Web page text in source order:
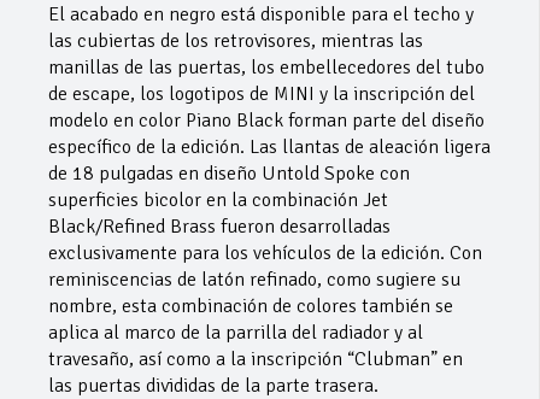
El acabado en negro está disponible para el techo y
las cubiertas de los retrovisores, mientras las
manillas de las puertas, los embellecedores del tubo
de escape, los logotipos de MINI y la inscripción del
modelo en color Piano Black forman parte del diseño
específico de la edición. Las llantas de aleación ligera
de 18 pulgadas en diseño Untold Spoke con
superficies bicolor en la combinación Jet
Black/Refined Brass fueron desarrolladas
exclusivamente para los vehículos de la edición. Con
reminiscencias de latón refinado, como sugiere su
nombre, esta combinación de colores también se
aplica al marco de la parrilla del radiador y al
travesaño, así como a la inscripción “Clubman” en
las puertas divididas de la parte trasera.